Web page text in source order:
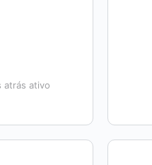
atrás ativo